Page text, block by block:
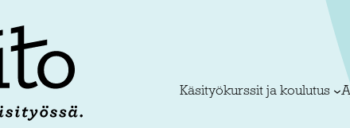
Käsityökurssit ja koulutus